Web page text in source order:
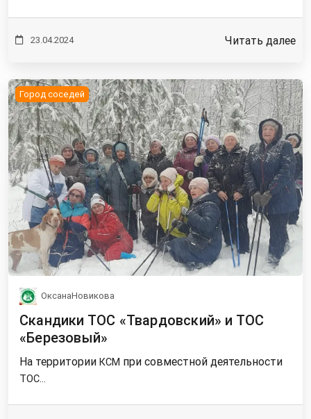
23.04.2024 Читать далее
Город соседей
ОксанаНовикова
Скандики ТОС «Твардовский» и ТОС
«Березовый»
На территории КСМ при совместной деятельности
ТОС…